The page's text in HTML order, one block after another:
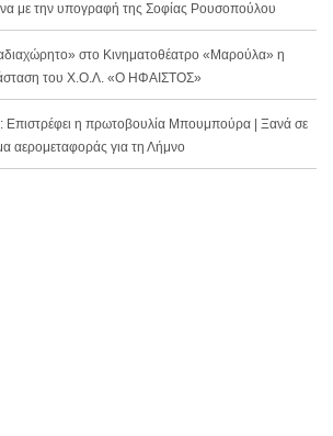
με την υπογραφή της Σοφίας Ρουσοπούλου
στο Κινηματοθέατρο «Μαρούλα» η
του Χ.Ο.Λ. «Ο ΗΦΑΙΣΤΟΣ»
Επιστρέφει η πρωτοβουλία Μπουμπούρα | Ξανά σε
αερομεταφοράς για τη Λήμνο